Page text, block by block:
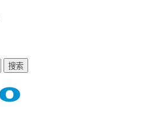
搜索